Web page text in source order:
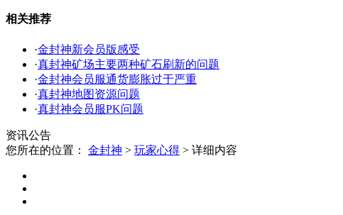
相关推荐
·金封神新会员版感受
·真封神矿场主要两种矿石刷新的问题
·金封神会员服通货膨胀过于严重
·真封神地图资源问题
·真封神会员服PK问题
资讯公告
您所在的位置： 金封神 > 玩家心得 > 详细内容